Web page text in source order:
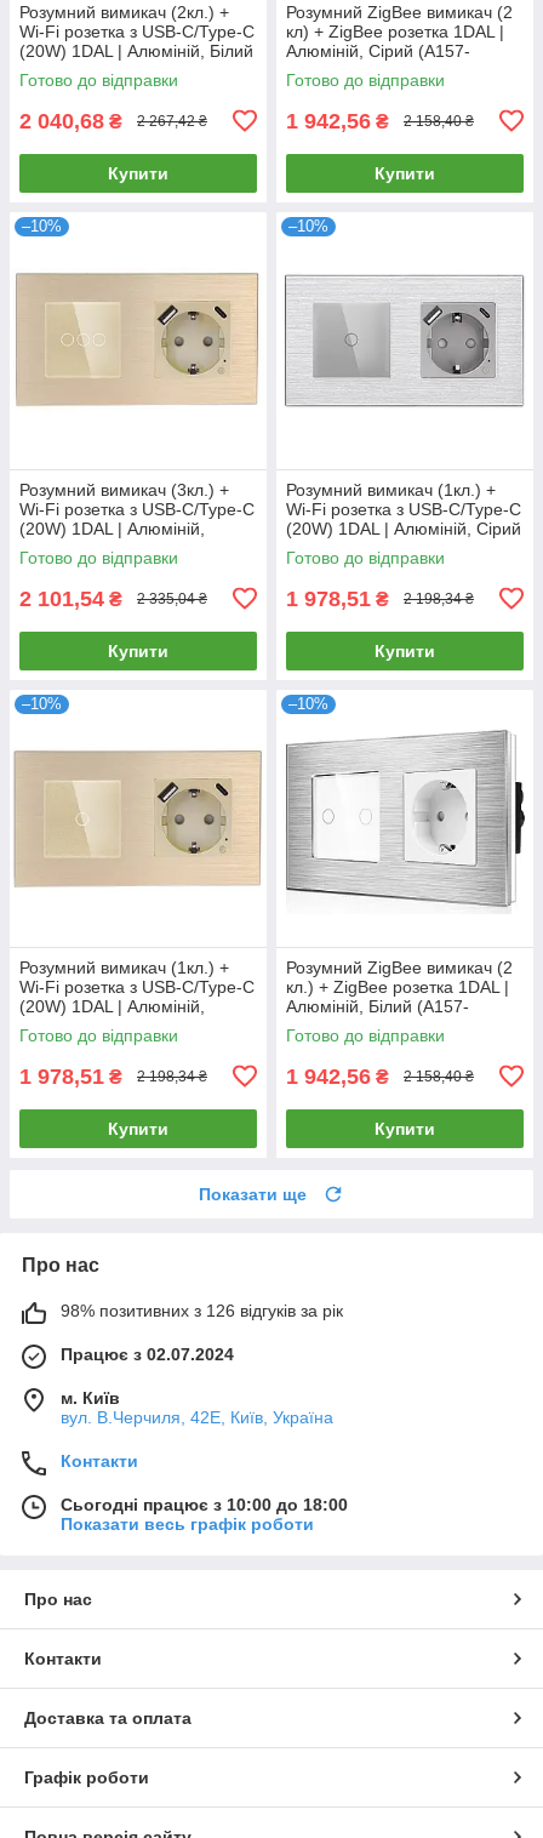
Розумний вимикач (2кл.) +
Wi-Fi розетка з USB-C/Type-C
(20W) 1DAL | Алюміній, Білий
(A157-GSW2G.WF-
STUTC.WF.WT)
Готово до відправки
2 040,68 ₴ 2 267,42 ₴
Купити
Розумний ZigBee вимикач (2
кл) + ZigBee розетка 1DAL |
Алюміній, Сірий (A157-
GSW2G.ZB-ST.ZB.GR)
Готово до відправки
1 942,56 ₴ 2 158,40 ₴
Купити
–10%
Розумний вимикач (3кл.) +
Wi-Fi розетка з USB-C/Type-C
(20W) 1DAL | Алюміній,
Золото (A157-GSW3G.WF-
STUTC.WF.GD)
Готово до відправки
2 101,54 ₴ 2 335,04 ₴
Купити
–10%
Розумний вимикач (1кл.) +
Wi-Fi розетка з USB-C/Type-C
(20W) 1DAL | Алюміній, Сірий
(A157-GSW1G.WF-
STUTC.WF.GR)
Готово до відправки
1 978,51 ₴ 2 198,34 ₴
Купити
–10%
Розумний вимикач (1кл.) +
Wi-Fi розетка з USB-C/Type-C
(20W) 1DAL | Алюміній,
Золото (A157-GSW1G.WF-
STUTC.WF.GD)
Готово до відправки
1 978,51 ₴ 2 198,34 ₴
Купити
–10%
Розумний ZigBee вимикач (2
кл.) + ZigBee розетка 1DAL |
Алюміній, Білий (A157-
GSW2G.ZB-ST.ZB.WT)
Готово до відправки
1 942,56 ₴ 2 158,40 ₴
Купити
Показати ще
Про нас
98% позитивних з 126 відгуків за рік
Працює з 02.07.2024
м. Київ
вул. В.Черчиля, 42Е, Київ, Україна
Контакти
Сьогодні працює з 10:00 до 18:00
Показати весь графік роботи
Про нас
Контакти
Доставка та оплата
Графік роботи